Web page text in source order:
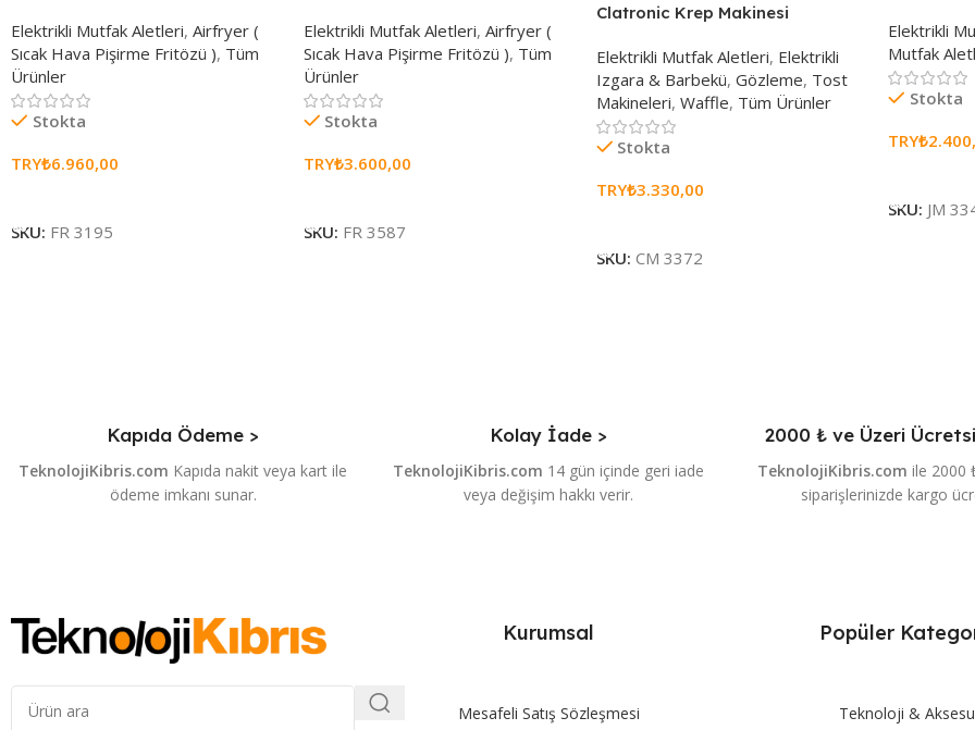
Elektrikli Mutfak Aletleri, Airfryer (
Sıcak Hava Pişirme Fritözü ), Tüm
Ürünler
Stokta
TRY₺6.960,00
SKU: FR 3195
Elektrikli Mutfak Aletleri, Airfryer (
Sıcak Hava Pişirme Fritözü ), Tüm
Ürünler
Stokta
TRY₺3.600,00
SKU: FR 3587
Clatronic Krep Makinesi
Elektrikli Mutfak Aletleri, Elektrikli
Izgara & Barbekü, Gözleme, Tost
Makineleri, Waffle, Tüm Ürünler
Stokta
TRY₺3.330,00
SKU: CM 3372
Elektrikli
Mutfak
Stokta
TRY₺
SKU: JM
Kapıda Ödeme >
TeknolojiKibris.com Kapıda nakit veya kart ile
ödeme imkanı sunar.
Kolay İade >
TeknolojiKibris.com 14 gün içinde geri iade
veya değişim hakkı verir.
2000 ₺ ve Üzeri
TeknolojiKibris.com ile 2000
siparişlerinizde kargo
Kurumsal
Mesafeli Satış Sözleşmesi
Popüler
Teknoloji &